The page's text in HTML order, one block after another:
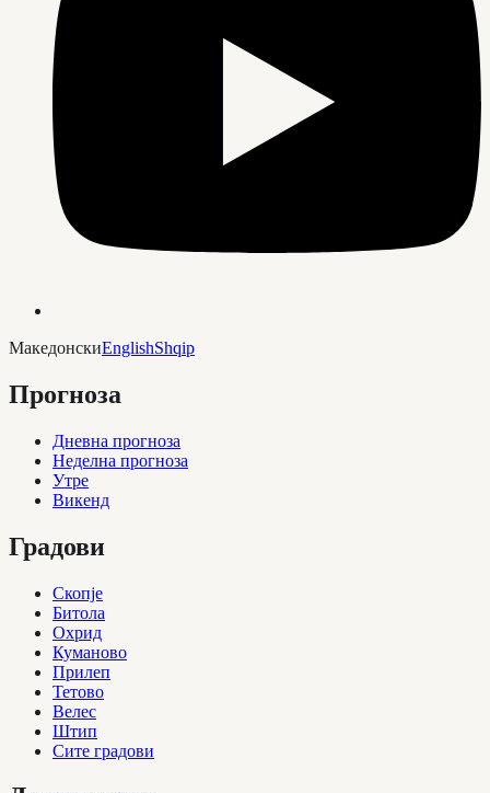
МакедонскиEnglishShqip
Прогноза
Дневна прогноза
Неделна прогноза
Утре
Викенд
Градови
Скопје
Битола
Охрид
Куманово
Прилеп
Тетово
Велес
Штип
Сите градови